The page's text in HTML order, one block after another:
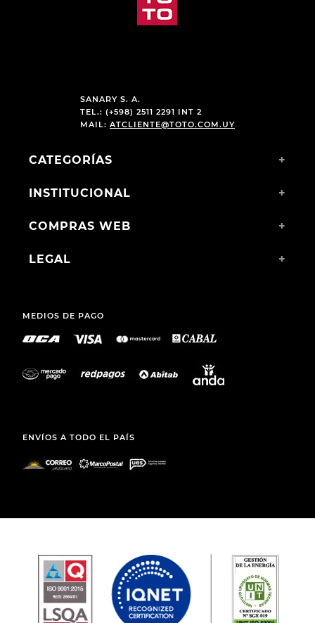
SANARY S. A.
TEL.: (+598) 2511 2291 INT 2
MAIL: ATCLIENTE@TOTO.COM.UY
CATEGORÍAS +
INSTITUCIONAL +
COMPRAS WEB +
LEGAL +
MEDIOS DE PAGO
ENVÍOS A TODO EL PAÍS